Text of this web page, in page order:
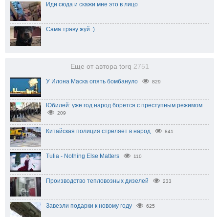
Иди сюда и скажи мне это в лицо
Сама траву жуй :)
Еще от автора torq 2751
У Илона Маска опять бомбануло 829
Юбилей: уже год народ борется с преступным режимом
209
Китайская полиция стреляет в народ 841
Tulia - Nothing Else Matters 110
Производство тепловозных дизелей 233
Завезли подарки к новому году 625